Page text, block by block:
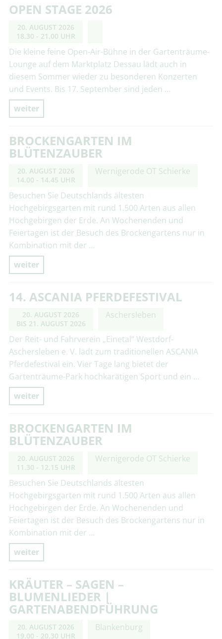
OPEN STAGE 2026
20. AUGUST 2026
18.30 - 21.00 UHR
Die kleine feine Open-Air-Bühne in der Gartenträume-
Lounge auf dem Marktplatz Dessau lädt auch in
diesem Sommer wieder zu besonderen Konzerten
und Events. Bis 17. September sind jeden …
weiter
BROCKENGARTEN IM
BLÜTENZAUBER
20. AUGUST 2026
14.00 - 14.45 UHR
Wernigerode OT Schierke
Besuchen Sie Deutschlands ältesten
Hochgebirgsgarten mit rund 1.500 Arten aus allen
Hochgebirgen der Erde. An Wochenenden und
Feiertagen ist der Besuch des Brockengartens nur in
Kombination mit der …
weiter
14. ASCANIA PFERDEFESTIVAL
20. AUGUST 2026
BIS 21. AUGUST 2026
Aschersleben
Der Reit- und Fahrverein „Einetal“ Westdorf-
Aschersleben e. V. lädt zum traditionellen ASCANIA
Pferdefestival ein. Vier Tage lang bietet der
Gartenträume-Park hochkarätigen Sport und ein …
weiter
BROCKENGARTEN IM
BLÜTENZAUBER
20. AUGUST 2026
11.30 - 12.15 UHR
Wernigerode OT Schierke
Besuchen Sie Deutschlands ältesten
Hochgebirgsgarten mit rund 1.500 Arten aus allen
Hochgebirgen der Erde. An Wochenenden und
Feiertagen ist der Besuch des Brockengartens nur in
Kombination mit der …
weiter
KRÄUTER – SAGEN –
BLUMENLIEDER |
GARTENABENDFÜHRUNG
20. AUGUST 2026
19.00 - 20.30 UHR
Blankenburg